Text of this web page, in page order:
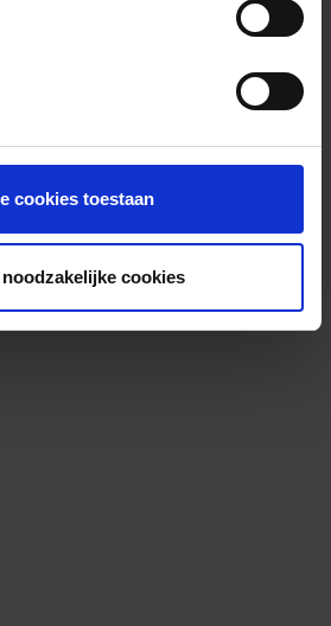
cookies toestaan
cookies